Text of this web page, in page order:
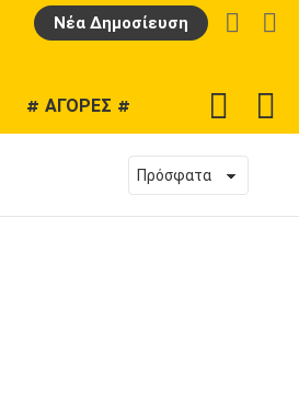
Νέα Δημοσίευση
LOGIN
# ΑΓΟΡΕΣ #
SKIN